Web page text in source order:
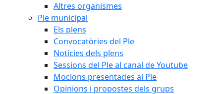
Altres organismes
Ple municipal
Els plens
Convocatòries del Ple
Notícies dels plens
Sessions del Ple al canal de Youtube
Mocions presentades al Ple
Opinions i propostes dels grups